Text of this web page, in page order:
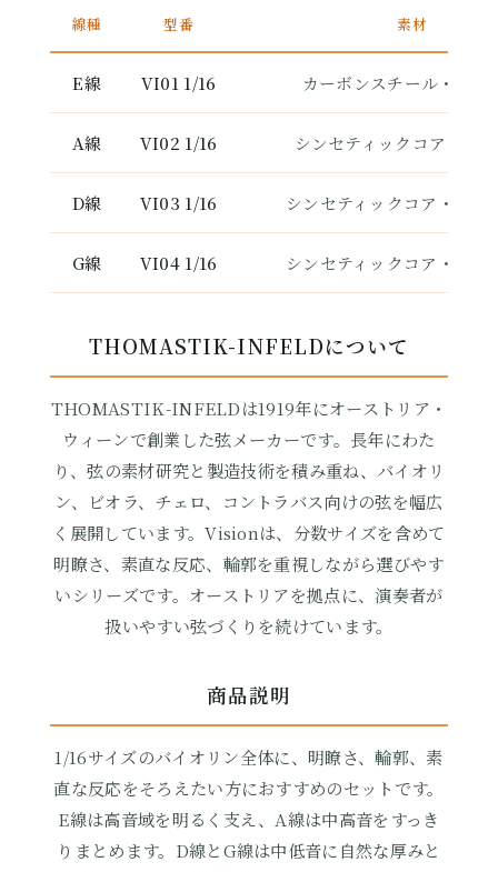
線種 型番 素材
E線 VI01 1/16 カーボンスチール・アル
A線 VI02 1/16 シンセティックコア・ア
D線 VI03 1/16 シンセティックコア・シル
G線 VI04 1/16 シンセティックコア・シル
THOMASTIK-INFELDについて
THOMASTIK-INFELDは1919年にオーストリア・
ウィーンで創業した弦メーカーです。長年にわた
り、弦の素材研究と製造技術を積み重ね、バイオリ
ン、ビオラ、チェロ、コントラバス向けの弦を幅広
く展開しています。Visionは、分数サイズを含めて
明瞭さ、素直な反応、輪郭を重視しながら選びやす
いシリーズです。オーストリアを拠点に、演奏者が
扱いやすい弦づくりを続けています。
商品説明
1/16サイズのバイオリン全体に、明瞭さ、輪郭、素
直な反応をそろえたい方におすすめのセットです。
E線は高音域を明るく支え、A線は中高音をすっき
りまとめます。D線とG線は中低音に自然な厚みと